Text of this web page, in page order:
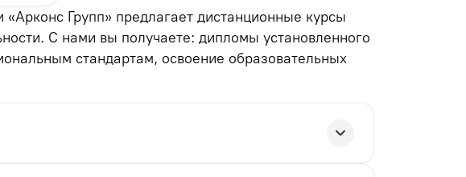
Групп» предлагает дистанционные курсы
С нами вы получаете: дипломы установленного
стандартам, освоение образовательных